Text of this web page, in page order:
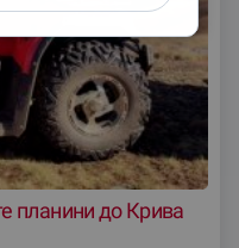
планини до Крива